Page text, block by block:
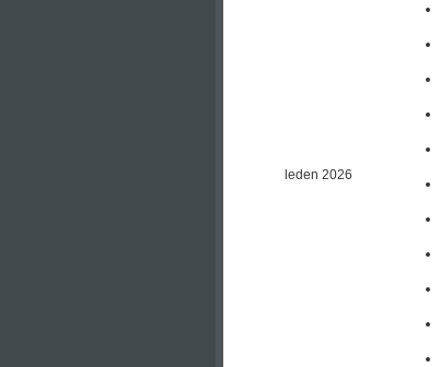
leden 2026